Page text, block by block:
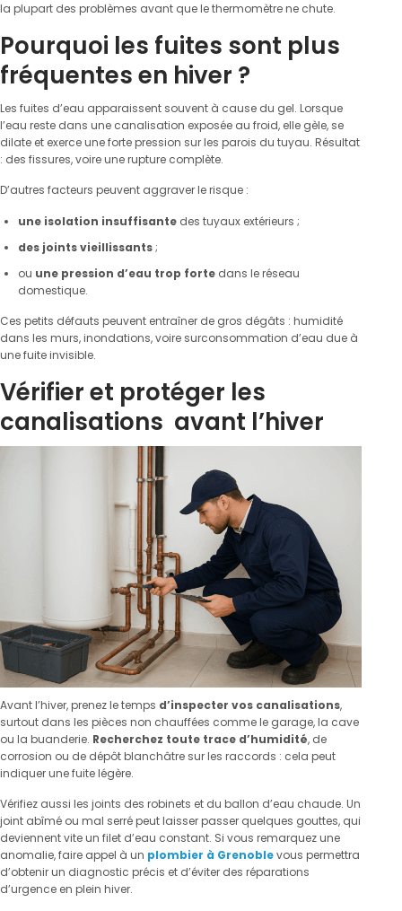
la plupart des problèmes avant que le thermomètre ne chute.
Pourquoi les fuites sont plus
fréquentes en hiver ?
Les fuites d’eau apparaissent souvent à cause du gel. Lorsque
l’eau reste dans une canalisation exposée au froid, elle gèle, se
dilate et exerce une forte pression sur les parois du tuyau. Résultat
: des fissures, voire une rupture complète.
D’autres facteurs peuvent aggraver le risque :
une isolation insuffisante des tuyaux extérieurs ;
des joints vieillissants;
ou une pression d’eau trop forte dans le réseau
domestique.
Ces petits défauts peuvent entraîner de gros dégâts : humidité
dans les murs, inondations, voire surconsommation d’eau due à
une fuite invisible.
Vérifier et protéger les
canalisations avant l’hiver
Avant l’hiver, prenez le temps d’inspecter vos canalisations,
surtout dans les pièces non chauffées comme le garage, la cave
ou la buanderie. Recherchez toute trace d’humidité, de
corrosion ou de dépôt blanchâtre sur les raccords : cela peut
indiquer une fuite légère.
Vérifiez aussi les joints des robinets et du ballon d’eau chaude. Un
joint abîmé ou mal serré peut laisser passer quelques gouttes, qui
deviennent vite un filet d’eau constant. Si vous remarquez une
anomalie, faire appel à un plombier à Grenoblevous permettra
d’obtenir un diagnostic précis et d’éviter des réparations
d’urgence en plein hiver.